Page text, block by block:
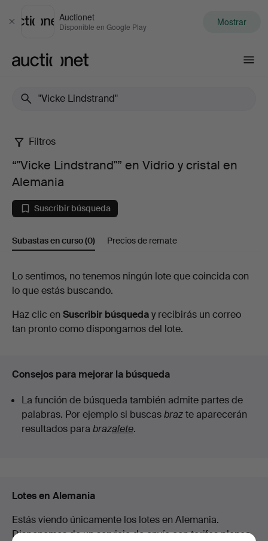
Cerrar
Auctionet
Disponible en Google Play Mostrar
“"Vicke
Lindstrand"”
en
Vidrio
cristal
en
Filtros
“"Vicke Lindstrand"” en Vidrio y cristal en
Alemania
Suscribir búsqueda
Subastas en curso(0) Precios de remate
Subastas
curso
Lo sentimos, no tenemos ningún lote que coincida con
lo que estás buscando.
Haz clic en Suscribir búsqueday recibirás un correo
tan pronto como dispongamos del lote.
Consejos para mejorar la búsqueda
La función de búsqueda también admite partes de
palabras. Por ejemplo si buscasbrazte aparecerán
resultados para brazalete.
Lotes en Alemania
Estás viendo únicamente los lotes en Alemania.
Disponemos de un servicio de envío con tarifas planas